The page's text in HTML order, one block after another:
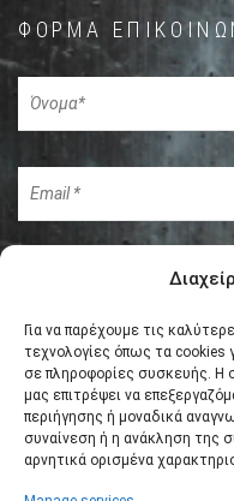
Για να παρέχουμε τις
τεχνολογίες όπως τα cookies
σε πληροφορίες συσκευής. Η
μας επιτρέψει να
περιήγησης ή μοναδικά
συναίνεση ή η ανάκληση της
αρνητικά ορισμένα
ΦΌΡΜΑ